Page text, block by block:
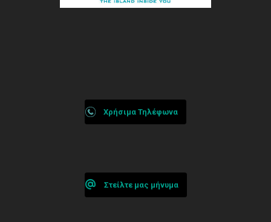
Χρήσιμα Τηλέφωνα
Στείλτε μας μήνυμα